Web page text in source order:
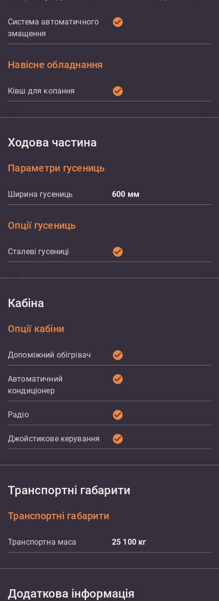
Система автоматичного
змащення
check_circle
Навісне обладнання
Ківш для копання check_circle
Ходова частина
Параметри гусениць
Ширина гусениць 600 мм
Опції гусениць
Сталеві гусениці check_circle
Кабіна
Опції кабіни
Допоміжний обігрівач check_circle
Автоматичний
кондиціонер
check_circle
Радіо check_circle
Джойстикове керування check_circle
Транспортні габарити
Транспортні габарити
Транспортна маса 25 100 кг
Додаткова інформація